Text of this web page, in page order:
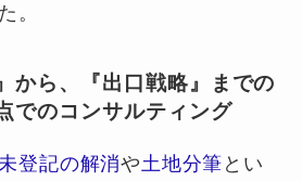
。
から、『出口戦略』までの
でのコンサルティング
登記の解消や 土地分筆 とい